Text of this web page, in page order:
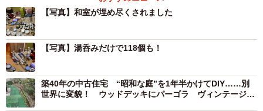
【写真】和室が埋め尽くされました
【写真】湯呑みだけで118個も！
築40年の中古住宅 “昭和な庭”を1年半かけてDIY……別
世界に変貌！ ウッドデッキにパーゴラ ヴィンテージ感